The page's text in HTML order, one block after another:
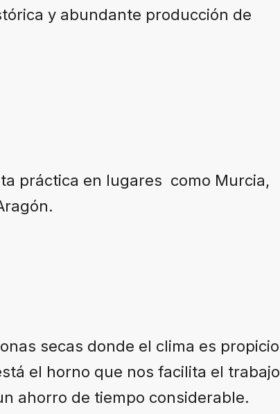
y abundante producción de
práctica en lugares como Murcia,
secas donde el clima es propicio
el horno que nos facilita el trabajo
ahorro de tiempo considerable.